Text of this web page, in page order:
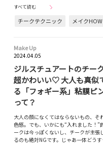
すべて読む
チークテクニック メイク
Make Up
2024.04.05
ジルスチュアートのチー
超かわいい♡ 大人も真似
る「フォギー系」粘膜ピ
って？
大人の顔になくてはならないもの、そ
色感。でも、いかにも“入れました！”
ークは今っぽくないし、チークが主張
るのも絶対NGです。じゃあ一体どう